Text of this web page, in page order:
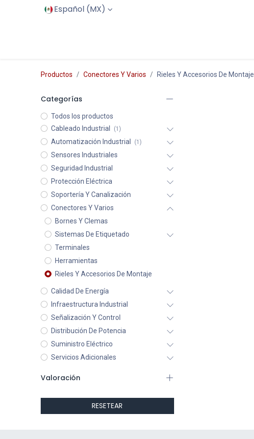
Español (MX)
Productos Conectores Y Varios Rieles Y Accesorios De Montaje
Categorías
Todos los productos
Cableado Industrial
(1)
Automatización Industrial (1)
Sensores Industriales
Seguridad Industrial
Protección Eléctrica
Soportería Y Canalización
Conectores Y Varios
Bornes Y Clemas
Sistemas De Etiquetado
Terminales
Herramientas
Rieles Y Accesorios De Montaje
Calidad De Energía
Infraestructura Industrial
Señalización Y Control
Distribución De Potencia
Suministro Eléctrico
Servicios Adicionales
Valoración
RESETEAR